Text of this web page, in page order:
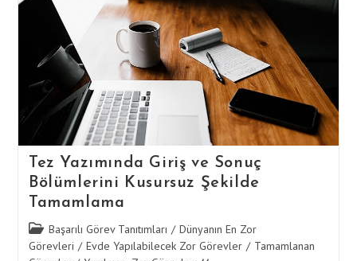
Tez Yazımında Giriş ve Sonuç
Bölümlerini Kusursuz Şekilde
Tamamlama
Post
category:
Başarılı Görev Tanıtımları / Dünyanın En Zor
Görevleri / Evde Yapılabilecek Zor Görevler / Tamamlanan